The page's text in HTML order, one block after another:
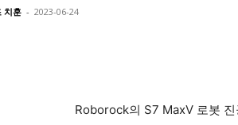
치훈 - 2023-06-24